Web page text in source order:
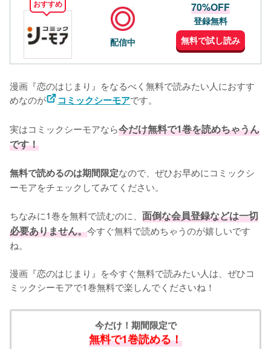
おすすめ
配信中
70%OFF
登録無料
無料で試し読み
漫画『恋のはじまり』をなるべく無料で読みたい人におすす
めなのが
コミックシーモアです。
実はコミックシーモアなら今だけ無料で1巻を読めちゃうん
です！
無料で読めるのは期間限定なので、ぜひお早めにコミックシ
ーモアをチェックしてみてください。
ちなみに1巻を無料で読むのに、 面倒な会員登録などは一切
必要ありません。今すぐ無料で読めちゃうのが嬉しいです
ね。
漫画『恋のはじまり』を今すぐ無料で読みたい人は、ぜひコ
ミックシーモアで1巻無料で楽しんでくださいね！
今だけ！期間限定で
無料で1巻読める！